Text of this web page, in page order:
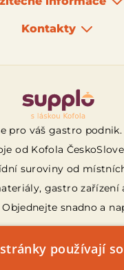
Kontakty
Logo
pro váš gastro
od Kofola
suroviny od
gastro zařízení
Objednejte snadno a
sídlo Za Drahou 165/
vrchem, 794 01 Krnov,
používají